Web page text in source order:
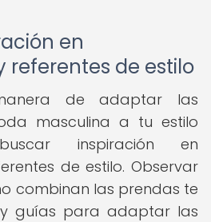
en
referentes de estilo
de adaptar las
masculina a tu estilo
inspiración en
de estilo. Observar
combinan las prendas te
guías para adaptar las